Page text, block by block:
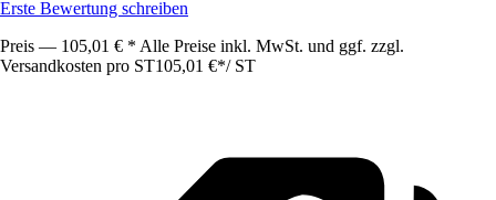
Erste Bewertung schreiben
Preis — 105,01 € * Alle Preise inkl. MwSt. und ggf. zzgl.
Versandkosten pro ST105,01 €*/ ST